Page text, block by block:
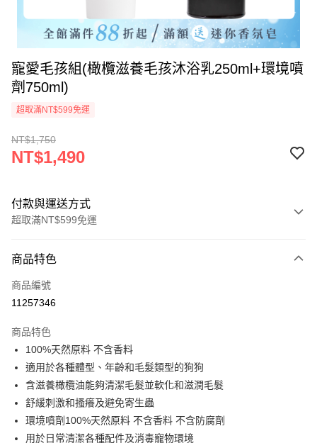
寵愛毛孩組(橄欖滋養毛孩沐浴乳250ml+環境噴
劑750ml)
超取滿NT$599免運
NT$1,750
NT$1,490
付款與運送方式
超取滿NT$599免運
信用卡一次付款
超商取貨付款
Apple Pay
悠遊付
全盈+PAY
運送方式
商品特色
商品編號
11257346
商品特色
100%天然原料 不含香料
適用於各種體型、年齡和毛髮類型的狗狗
含滋養橄欖油能夠清潔毛髮並軟化和滋潤毛髮
舒緩刺激和搔癢及避免寄生蟲
環境噴劑100%天然原料 不含香料 不含防腐劑
用於日常清潔各種配件及消毒寵物環境